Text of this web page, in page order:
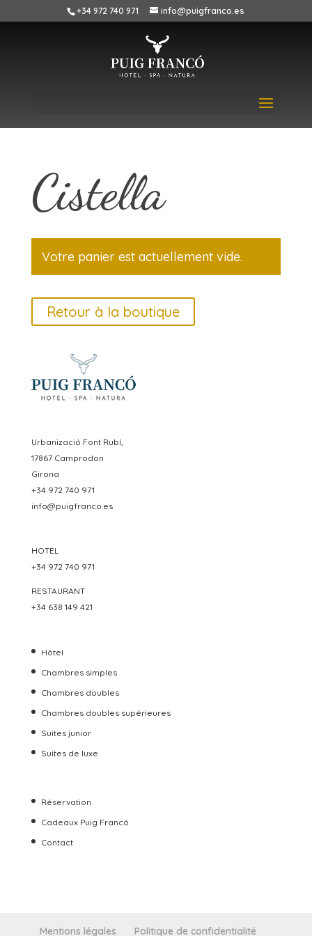
+34 972 740 971 info@puigfranco.es
Cistella
Votre panier est actuellement vide.
Retour à la boutique
Urbanizació Font Rubí,
17867 Camprodon
Girona
+34 972 740 971
info@puigfranco.es
HOTEL
+34 972 740 971
RESTAURANT
+34 638 149 421
Hôtel
Chambres simples
Chambres doubles
Chambres doubles supérieures
Suites junior
Suites de luxe
Réservation
Cadeaux Puig Francó
Contact
Mentions légales Politique de confidentialité